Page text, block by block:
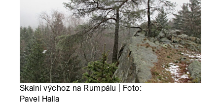
Skalní výchoz na Rumpálu | Foto:
Pavel Halla